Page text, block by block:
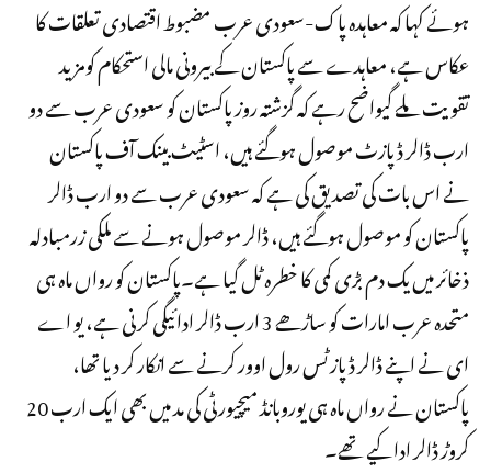
ہوئے کہا کہ معاہدہ پاک-سعودی عرب مضبوط اقتصادی تعلقات کا
عکاس ہے، معاہدے سے پاکستان کے بیرونی مالی استحکام کومزید
تقویت ملے گیواضح رہے کہ گزشتہ روز پاکستان کو سعودی عرب سے دو
ارب ڈالر ڈپازٹ موصول ہوگئے ہیں، اسٹیٹ بینک آف پاکستان
نے اس بات کی تصدیق کی ہے کہ سعودی عرب سے دو ارب ڈالر
پاکستان کو موصول ہوگئے ہیں، ڈالر موصول ہونے سے ملکی زرمبادلہ
ذخائر میں یک دم بڑی کمی کا خطرہ ٹل گیا ہے۔پاکستان کو رواں ماہ ہی
متحدہ عرب امارات کو ساڑھے 3 ارب ڈالر ادائیگی کرنی ہے، یو اے
ای نے اپنے ڈالر ڈپازٹس رول اوور کرنے سے انکار کر دیا تھا،
پاکستان نے رواں ماہ ہی یوروبانڈ میچیورٹی کی مد میں بھی ایک ارب 20
کروڑ ڈالر ادا کیے تھے۔